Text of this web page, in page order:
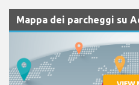
Mappa dei parcheggi su